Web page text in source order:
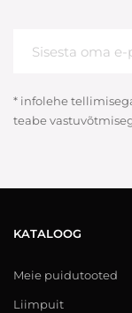
* infolehe
teabe
KATALOOG
Meie puidutooted
Liimpuit